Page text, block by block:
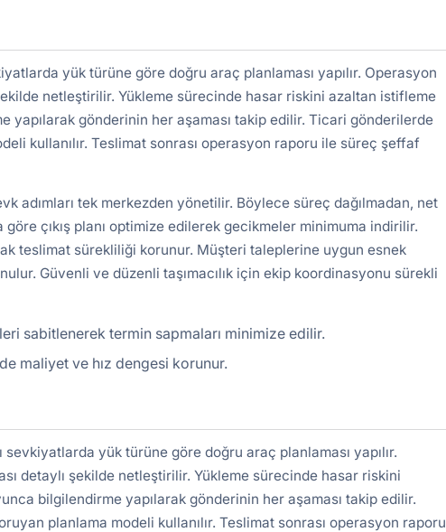
yük türüne göre doğru araç planlaması yapılır. Operasyon
netleştirilir. Yükleme sürecinde hasar riskini azaltan istifleme
yapılarak gönderinin her aşaması takip edilir. Ticari gönderilerde
kullanılır. Teslimat sonrası operasyon raporu ile süreç şeffaf
adımları tek merkezden yönetilir. Böylece süreç dağılmadan, net
çıkış planı optimize edilerek gecikmeler minimuma indirilir.
teslimat sürekliliği korunur. Müşteri taleplerine uygun esnek
Güvenli ve düzenli taşımacılık için ekip koordinasyonu sürekli
sabitlenerek termin sapmaları minimize edilir.
maliyet ve hız dengesi korunur.
sevkiyatlarda yük türüne göre doğru araç planlaması yapılır.
detaylı şekilde netleştirilir. Yükleme sürecinde hasar riskini
bilgilendirme yapılarak gönderinin her aşaması takip edilir.
planlama modeli kullanılır. Teslimat sonrası operasyon raporu